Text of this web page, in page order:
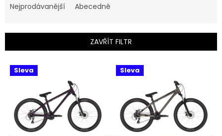
e
í
r
o
d
Nejprodávanější
Abecedně
ZAVŘÍT FILTR
V Sleva Sleva